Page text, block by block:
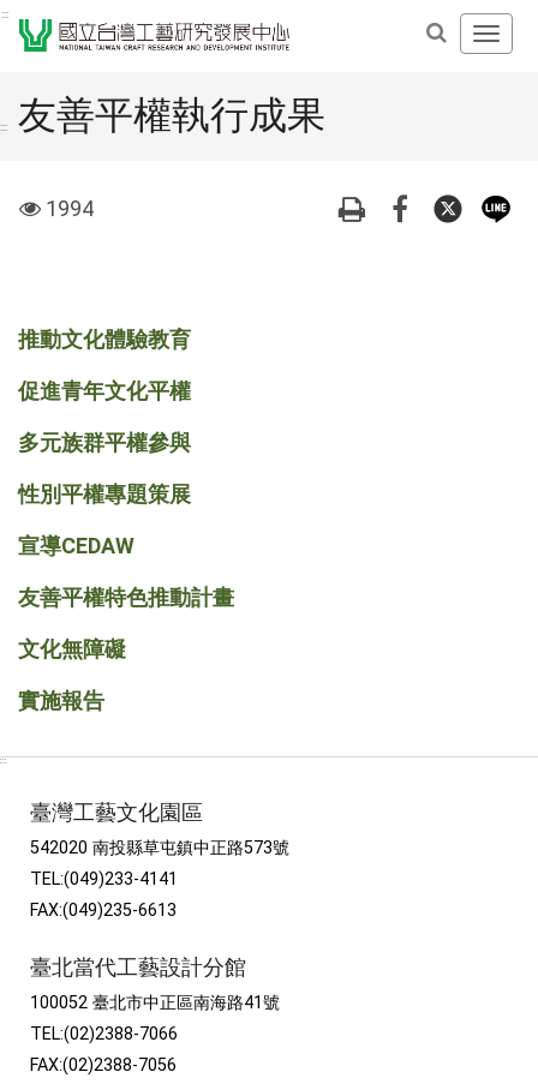
跳
內
:::
開
單
::: 友善平權執行成果
visit
1994
推動文化體驗教育
促進青年文化平權
多元族群平權參與
性別平權專題策展
宣導CEDAW
友善平權特色推動計畫
文化無障礙
實施報告
:::
臺灣工藝文化園區
542020 南投縣草屯鎮中正路573號
TEL:(049)233-4141
FAX:(049)235-6613
臺北當代工藝設計分館
100052 臺北市中正區南海路41號
TEL:(02)2388-7066
FAX:(02)2388-7056